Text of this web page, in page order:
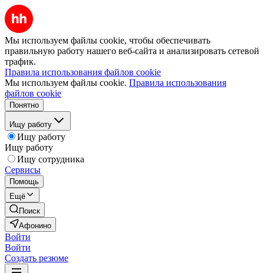
Мы используем файлы cookie, чтобы обеспечивать
правильную работу нашего веб-сайта и анализировать сетевой
трафик.
Правила использования файлов cookie
Мы используем файлы cookie. Правила использования
файлов cookie
Понятно
Ищу работу
Ищу работу
Ищу работу
Ищу сотрудника
Сервисы
Помощь
Ещё
Поиск
Афонино
Войти
Войти
Создать резюме